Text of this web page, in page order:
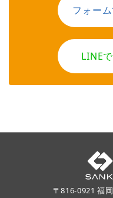
フォー
LINE
〒816-0921 福